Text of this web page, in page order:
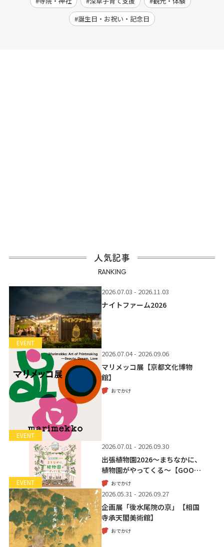
誕生日・お祝い・記念日
人気記事
RANKING
EVENT
2026.07.03 - 2026.11.03
ナイトファーム2026
EVENT
2026.07.04 - 2026.09.06
マリメッコ展【京都文化博物
館】
おでかけ
EVENT
2026.07.01 - 2026.09.30
出張植物園2026～まちなかに、
植物園がやってくる～【GOO…
おでかけ
2026.05.31 - 2026.09.27
企画展「後水尾院の京」【相国
寺承天閣美術館】
おでかけ